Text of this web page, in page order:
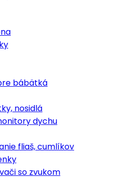
bábätká
nosidlá
dychu
fliaš, cumlíkov
so zvukom